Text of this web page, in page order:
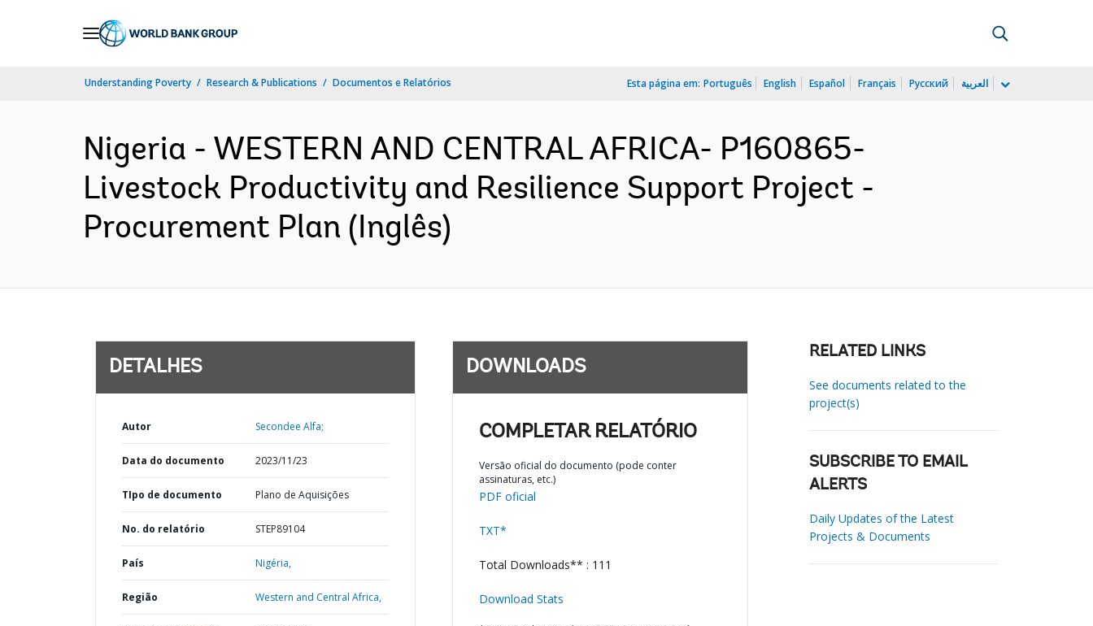
Understanding Poverty Research & Publications Documentos e Relatórios Esta página em: Português English Español Français Русский العربية
Nigeria - WESTERN AND CENTRAL AFRICA- P160865-
Livestock Productivity and Resilience Support Project -
Procurement Plan (Inglês)
DETALHES
Autor Secondee Alfa;
Data do documento 2023/11/23
TIpo de documento Plano de Aquisições
No. do relatório STEP89104
País Nigéria,
Região Western and Central Africa,
DOWNLOADS
COMPLETAR RELATÓRIO
Versão oficial do documento (pode conter
assinaturas, etc.)
PDF oficial
TXT*
Total Downloads** : 111
Download Stats
RELATED LINKS
See documents related to the
project(s)
SUBSCRIBE TO EMAIL
ALERTS
Daily Updates of the Latest
Projects & Documents